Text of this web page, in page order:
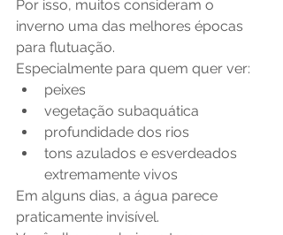
Por isso, muitos consideram o
inverno uma das melhores épocas
para flutuação.
Especialmente para quem quer ver:
peixes
vegetação subaquática
profundidade dos rios
tons azulados e esverdeados
extremamente vivos
Em alguns dias, a água parece
praticamente invisível.